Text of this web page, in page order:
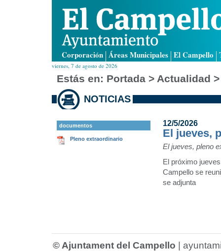
Corporación Áreas Municipales El Campello
viernes, 7 de agosto de 2026
Estás en: Portada > Actualidad
NOTICIAS
documentos
Pleno extraordinario
12/5/2026
El jueves,
El jueves, pleno
El próximo
Campello se
se adjunta
© Ajuntament del Campello